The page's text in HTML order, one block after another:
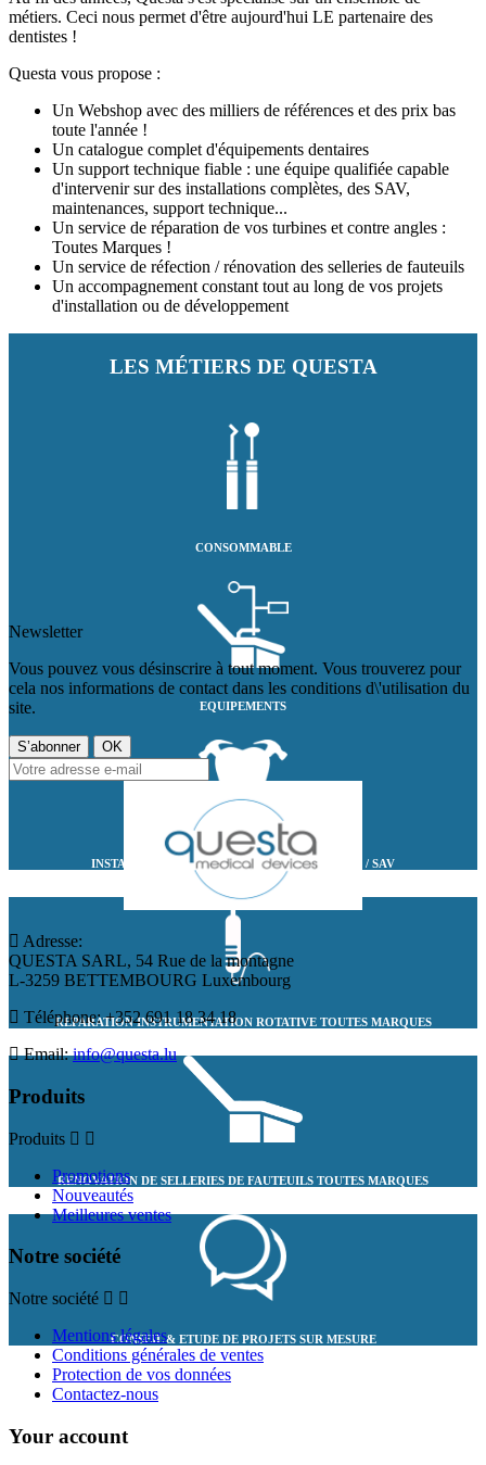
métiers. Ceci nous permet d'être aujourd'hui LE partenaire des
dentistes !
Questa vous propose :
Un Webshop avec des milliers de références et des prix bas
toute l'année !
Un catalogue complet d'équipements dentaires
Un support technique fiable : une équipe qualifiée capable
d'intervenir sur des installations complètes, des SAV,
maintenances, support technique...
Un service de réparation de vos turbines et contre angles :
Toutes Marques !
Un service de réfection / rénovation des selleries de fauteuils
Un accompagnement constant tout au long de vos projets
d'installation ou de développement
LES MÉTIERS DE QUESTA
CONSOMMABLE
EQUIPEMENTS
INSTALLATIONS COMPLETES / MAINTENANCE / SAV
REPARATION INSTRUMENTATION ROTATIVE TOUTES MARQUES
RENOVATION DE SELLERIES DE FAUTEUILS TOUTES MARQUES
CONSEIL & ETUDE DE PROJETS SUR MESURE
Newsletter
Vous pouvez vous désinscrire à tout moment. Vous trouverez pour
cela nos informations de contact dans les conditions d\'utilisation du
site.
Adresse:
QUESTA SARL, 54 Rue de la montagne
L-3259 BETTEMBOURG Luxembourg
Téléphone:+352 691 18 34 18
Email:info@questa.lu
Produits
Produits
Promotions
Nouveautés
Meilleures ventes
Notre société
Notre société
Mentions légales
Conditions générales de ventes
Protection de vos données
Contactez-nous
Your account